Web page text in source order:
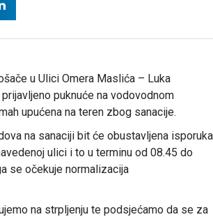
u Ulici Omera Maslića – Luka
puknuće na vodovodnom
upućena na teren zbog sanacije.
na sanaciji bit će obustavljena isporuka
ulici i to u terminu od 08.45 do
se očekuje normalizacija
na strpljenju te podsjećamo da se za